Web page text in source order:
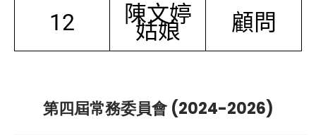
12 陳文婷
姑娘 顧問
第四屆常務委員會 (2024-2026)